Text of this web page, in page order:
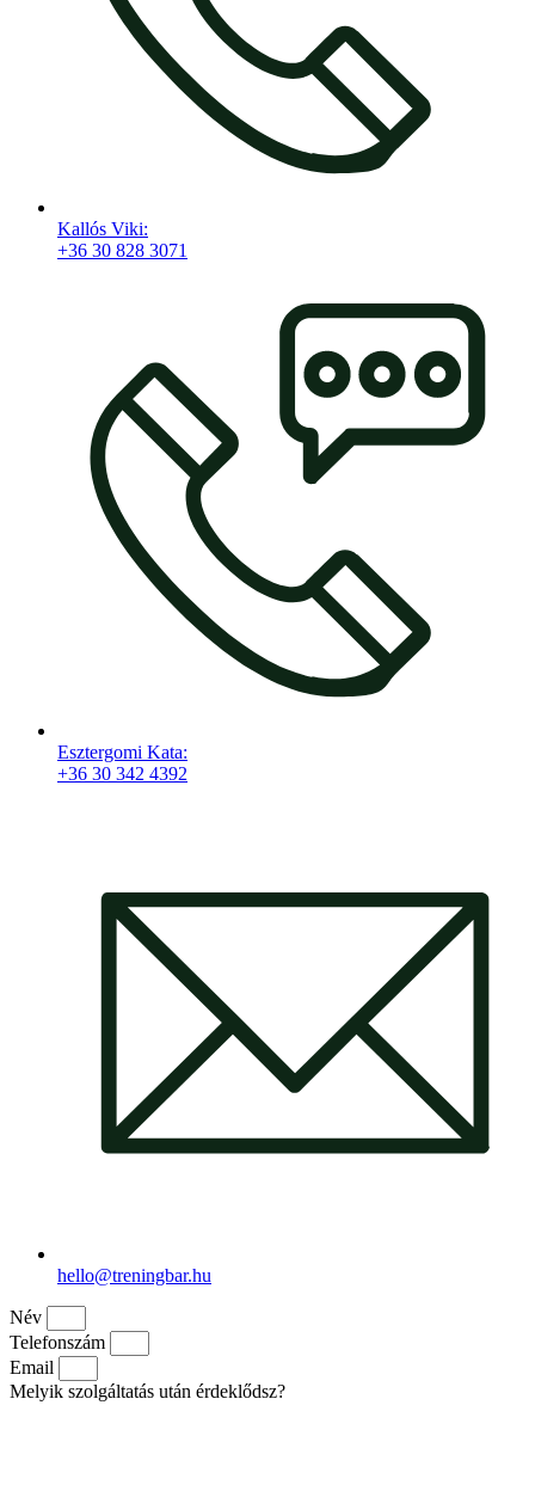
Kallós Viki:
+36 30 828 3071
Esztergomi Kata:
+36 30 342 4392
hello@treningbar.hu
Név
Telefonszám
Email
Melyik szolgáltatás után érdeklődsz?